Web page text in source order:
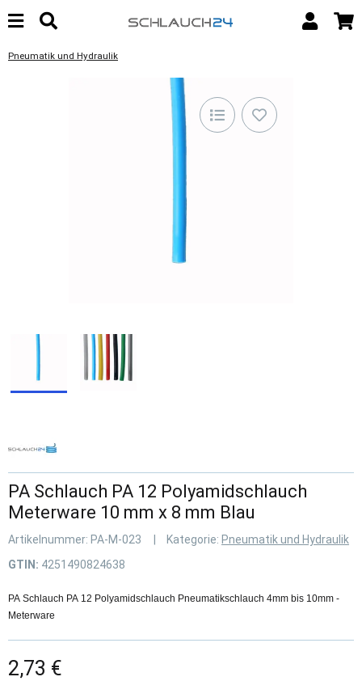
Pneumatik und Hydraulik
PA Schlauch PA 12 Polyamidschlauch
Meterware 10 mm x 8 mm Blau
Artikelnummer: PA-M-023 Kategorie: Pneumatik und Hydraulik
GTIN: 4251490824638
PA Schlauch PA 12 Polyamidschlauch Pneumatikschlauch 4mm bis 10mm -
Meterware
2,73 €